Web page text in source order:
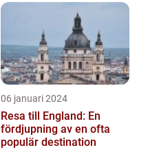
06 januari 2024
Resa till England: En
fördjupning av en ofta
populär destination